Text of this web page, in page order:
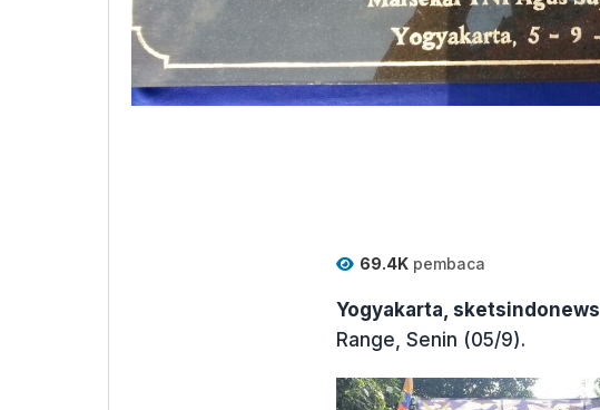
69.4Kpembaca
Yogyakarta, sketsindonews
Range, Senin (05/9).